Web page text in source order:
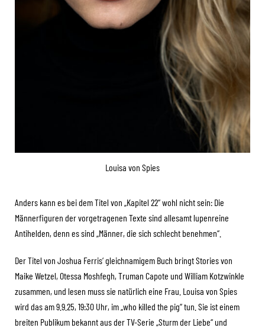
Louisa von Spies
Anders kann es bei dem Titel von „Kapitel 22“ wohl nicht sein: Die
Männerfiguren der vorgetragenen Texte sind allesamt lupenreine
Antihelden, denn es sind „Männer, die sich schlecht benehmen“.
Der Titel von Joshua Ferris‘ gleichnamigem Buch bringt Stories von
Maike Wetzel, Otessa Moshfegh, Truman Capote und William Kotzwinkle
zusammen, und lesen muss sie natürlich eine Frau. Louisa von Spies
wird das am 9.9.25, 19:30 Uhr, im „who killed the pig“ tun. Sie ist einem
breiten Publikum bekannt aus der TV-Serie „Sturm der Liebe“ und